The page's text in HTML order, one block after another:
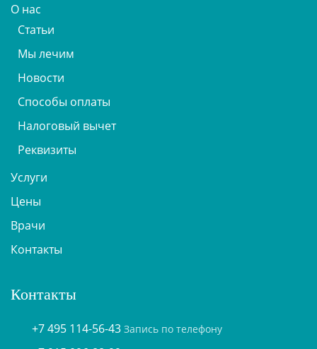
О нас
Статьи
Мы лечим
Новости
Способы оплаты
Налоговый вычет
Реквизиты
Услуги
Цены
Врачи
Контакты
Контакты
+7 495 114-56-43 Запись по телефону